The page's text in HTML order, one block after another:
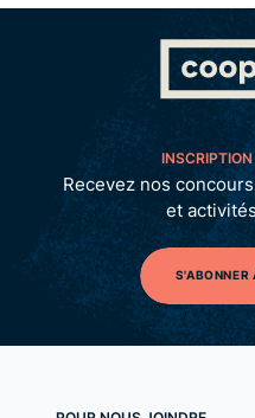
Recevez nos
et
S'ABONNER